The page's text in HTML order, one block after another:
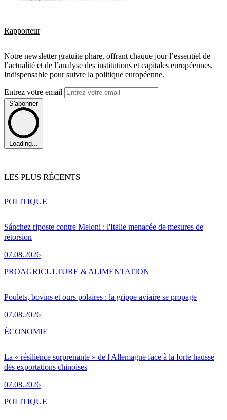
Rapporteur
Notre newsletter gratuite phare, offrant chaque jour l’essentiel de
l’actualité et de l’analyse des institutions et capitales européennes.
Indispensable pour suivre la politique européenne.
Entrez votre email
S'abonner
Loading...
LES PLUS RÉCENTS
Sánchez riposte contre Meloni : l'Italie menacée de mesures de
rétorsion
07.08.2026
POLITIQUE
Poulets, bovins et ours polaires : la grippe aviaire se propage
07.08.2026
PROAGRICULTURE & ALIMENTATION
La « résilience surprenante » de l'Allemagne face à la forte hausse
des exportations chinoises
07.08.2026
ÉCONOMIE
POLITIQUE